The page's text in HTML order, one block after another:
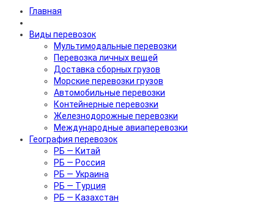
Главная
Виды перевозок
Мультимодальные перевозки
Перевозка личных вещей
Доставка сборных грузов
Морские перевозки грузов
Автомобильные перевозки
Контейнерные перевозки
Железнодорожные перевозки
Международные авиаперевозки
География перевозок
РБ — Китай
РБ — Россия
РБ — Украина
РБ — Турция
РБ — Казахстан